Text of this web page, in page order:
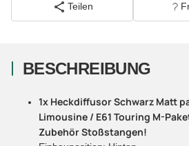
Teilen
BESCHREIBUNG
1x Heckdiffusor Schwarz Matt
Limousine / E61 Touring M-
Zubehör Stoßstangen!